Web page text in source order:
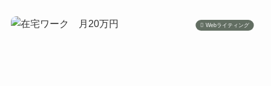
Webライティング